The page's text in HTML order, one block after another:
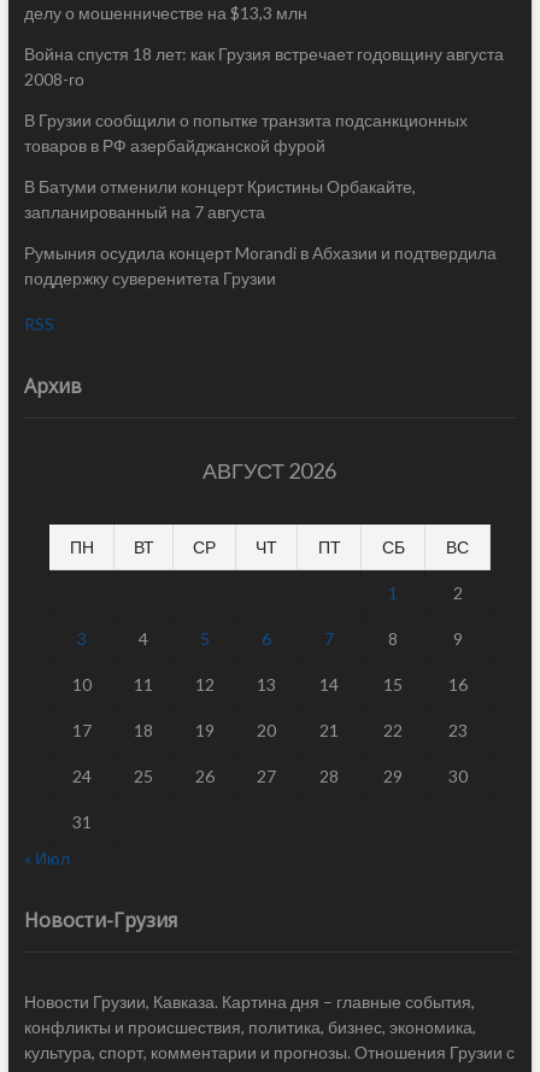
делу о мошенничестве на $13,3 млн
Война спустя 18 лет: как Грузия встречает годовщину августа
2008-го
В Грузии сообщили о попытке транзита подсанкционных
товаров в РФ азербайджанской фурой
В Батуми отменили концерт Кристины Орбакайте,
запланированный на 7 августа
Румыния осудила концерт Morandi в Абхазии и подтвердила
поддержку суверенитета Грузии
RSS
Архив
АВГУСТ 2026
ПН ВТ СР ЧТ ПТ СБ ВС
1 2
3 4 5 6 7 8 9
10 11 12 13 14 15 16
17 18 19 20 21 22 23
24 25 26 27 28 29 30
31
« Июл
Новости-Грузия
Новости Грузии, Кавказа. Картина дня – главные события,
конфликты и происшествия, политика, бизнес, экономика,
культура, спорт, комментарии и прогнозы. Отношения Грузии с